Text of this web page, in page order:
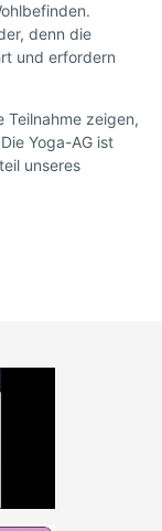
denn die
und erfordern
Teilnahme zeigen,
Yoga-AG ist
unseres